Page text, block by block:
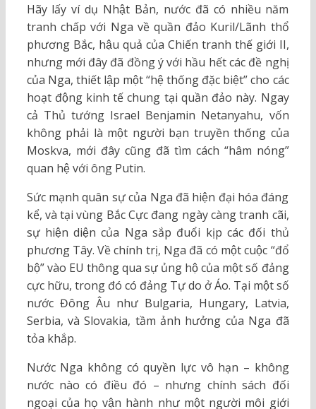
Hãy lấy ví dụ Nhật Bản, nước đã có nhiều năm
tranh chấp với Nga về quần đảo Kuril/Lãnh thổ
phương Bắc, hậu quả của Chiến tranh thế giới II,
nhưng mới đây đã đồng ý với hầu hết các đề nghị
của Nga, thiết lập một “hệ thống đặc biệt” cho các
hoạt động kinh tế chung tại quần đảo này. Ngay
cả Thủ tướng Israel Benjamin Netanyahu, vốn
không phải là một người bạn truyền thống của
Moskva, mới đây cũng đã tìm cách “hâm nóng”
quan hệ với ông Putin.
Sức mạnh quân sự của Nga đã hiện đại hóa đáng
kể, và tại vùng Bắc Cực đang ngày càng tranh cãi,
sự hiện diện của Nga sắp đuổi kịp các đối thủ
phương Tây. Về chính trị, Nga đã có một cuộc “đổ
bộ” vào EU thông qua sự ủng hộ của một số đảng
cực hữu, trong đó có đảng Tự do ở Áo. Tại một số
nước Đông Âu như Bulgaria, Hungary, Latvia,
Serbia, và Slovakia, tầm ảnh hưởng của Nga đã
tỏa khắp.
Nước Nga không có quyền lực vô hạn – không
nước nào có điều đó – nhưng chính sách đối
ngoại của họ vận hành như một người môi giới